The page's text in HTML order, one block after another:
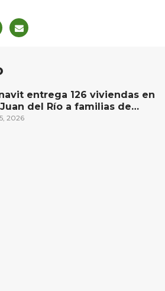
entrega 126 viviendas en
del Río a familias de
ingresos
2026